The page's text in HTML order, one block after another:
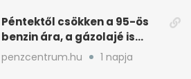
Péntektől csökken a 95-ös
benzin ára, a gázolajé is
mérséklődik
penzcentrum.hu 1 napja